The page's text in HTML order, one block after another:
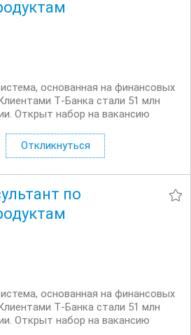
основанная на финансовых
Т‑Банка стали 51 млн
Открыт набор на вакансию
клиентов по
на входящих звонках...
Откликнуться
по
основанная на финансовых
Т‑Банка стали 51 млн
Открыт набор на вакансию